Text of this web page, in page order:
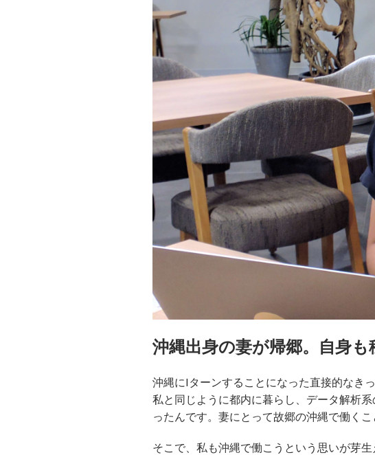
沖縄出身の妻が帰郷。自身
沖縄にIターンすることになった直接的なき
私と同じように都内に暮らし、データ解析
ったんです。妻にとって故郷の沖縄で働く
そこで、私も沖縄で働こうという思いが芽